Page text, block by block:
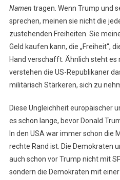
Namen tragen. Wenn Trump und
sprechen, meinen sie nicht die
zustehenden Freiheiten. Sie
Geld kaufen kann, die „Freiheit“,
Hand verschafft. Ähnlich steht es
verstehen die US-Republikaner
militärisch Stärkeren, sich zu
Diese Ungleichheit europäischer
es schon lange, bevor Donald
In den USA war immer schon die
rechte Rand ist. Die Demokraten
auch schon vor Trump nicht mit
sondern die Demokraten mit einer